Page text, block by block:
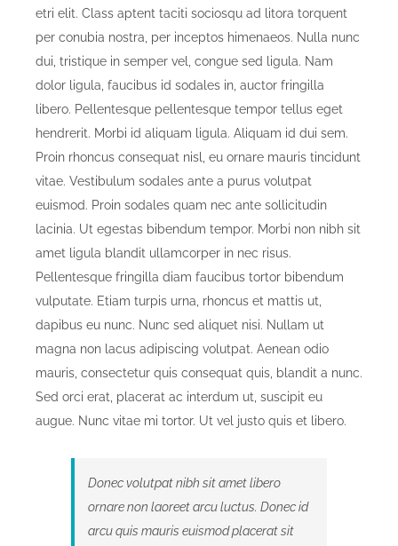
etri elit. Class aptent taciti sociosqu ad litora torquent
per conubia nostra, per inceptos himenaeos. Nulla nunc
dui, tristique in semper vel, congue sed ligula. Nam
dolor ligula, faucibus id sodales in, auctor fringilla
libero. Pellentesque pellentesque tempor tellus eget
hendrerit. Morbi id aliquam ligula. Aliquam id dui sem.
Proin rhoncus consequat nisl, eu ornare mauris tincidunt
vitae. Vestibulum sodales ante a purus volutpat
euismod. Proin sodales quam nec ante sollicitudin
lacinia. Ut egestas bibendum tempor. Morbi non nibh sit
amet ligula blandit ullamcorper in nec risus.
Pellentesque fringilla diam faucibus tortor bibendum
vulputate. Etiam turpis urna, rhoncus et mattis ut,
dapibus eu nunc. Nunc sed aliquet nisi. Nullam ut
magna non lacus adipiscing volutpat. Aenean odio
mauris, consectetur quis consequat quis, blandit a nunc.
Sed orci erat, placerat ac interdum ut, suscipit eu
augue. Nunc vitae mi tortor. Ut vel justo quis et libero.
Donec volutpat nibh sit amet libero
ornare non laoreet arcu luctus. Donec id
arcu quis mauris euismod placerat sit